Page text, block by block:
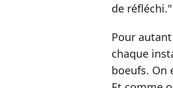
de réfléchi."
Pour
chaque
boeufs. On